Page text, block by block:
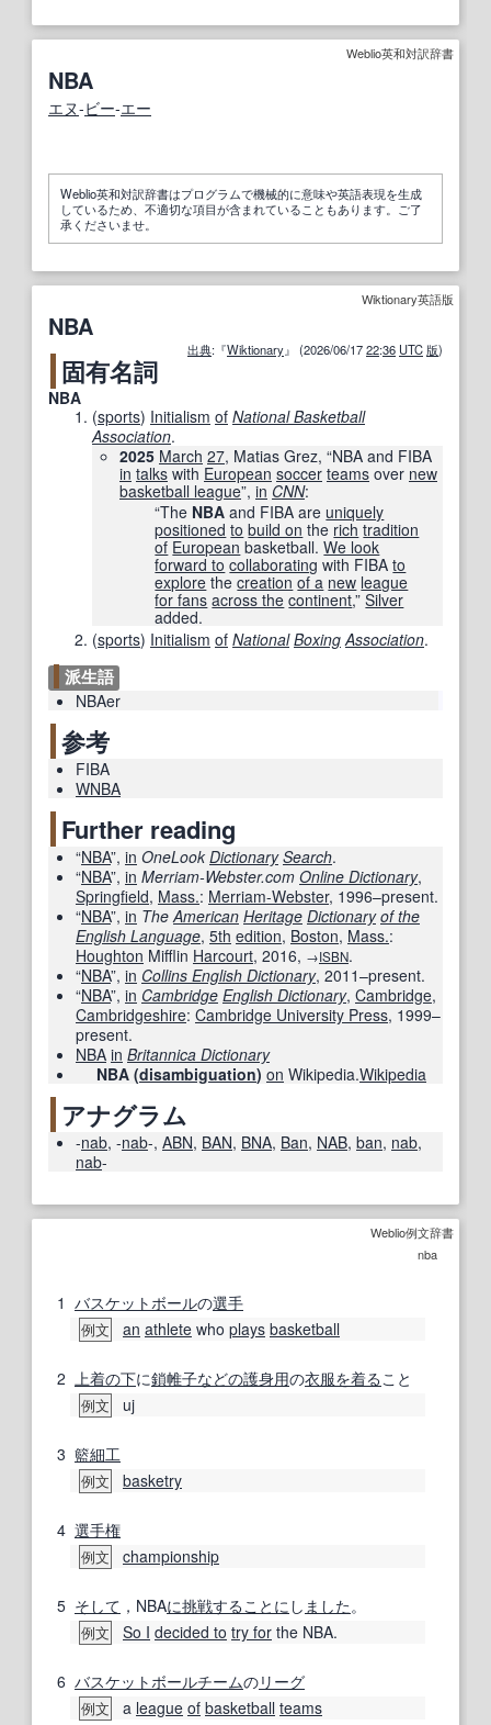
Weblio英和対訳辞書
NBA
エヌ‐ビー‐エー
Weblio英和対訳辞書はプログラムで機械的に意味や英語表現を生成
しているため、不適切な項目が含まれていることもあります。ご了
承くださいませ。
Wiktionary英語版
NBA
出典:『Wiktionary』 (2026/06/1722:36 UTC 版)
固有名詞
NBA
(sports) Initialism of National Basketball
Association.
2025 March 27, Matias Grez, “NBA and FIBA
in talks with European soccer teams over new
basketball league”, in CNN‎:
“The NBA and FIBA are uniquely
positioned to build on the rich tradition
of European basketball.We look
forward to collaborating with FIBAto
explore thecreation of a new league
for fans across the continent,”Silver
added.
(sports) Initialism of National Boxing Association.
派生語
NBAer
参考
FIBA
WNBA
Further reading
“NBA”, in OneLook Dictionary Search.
“NBA”, in Merriam-Webster.com Online Dictionary,
Springfield, Mass.: Merriam-Webster, 1996–present.
“NBA”, in TheAmerican Heritage Dictionary of the
English Language, 5th edition, Boston, Mass.:
Houghton Mifflin Harcourt, 2016, →ISBN.
“NBA”, in Collins English Dictionary, 2011–present.
“NBA”, in Cambridge English Dictionary, Cambridge,
Cambridgeshire: Cambridge University Press, 1999–
present.
NBA in Britannica Dictionary
NBA (disambiguation) on Wikipedia.Wikipedia
アナグラム
-nab, -nab-, ABN, BAN, BNA, Ban, NAB, ban, nab,
nab-
Weblio例文辞書
nba
1 バスケットボールの選手
例文 an athlete who plays basketball
2 上着の下に鎖帷子などの護身用の衣服を着ること
例文 uj
3 籃細工
例文 basketry
4 選手権
例文 championship
5 そして ，NBAに挑戦することに し ました。
例文 So I decided to try for the NBA.
6 バスケットボールチームのリーグ
例文 a league of basketball teams